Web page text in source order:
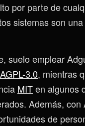
por parte de
sistemas son
suelo emplear
3.0, mientras
MITen algunos
Además, con
de